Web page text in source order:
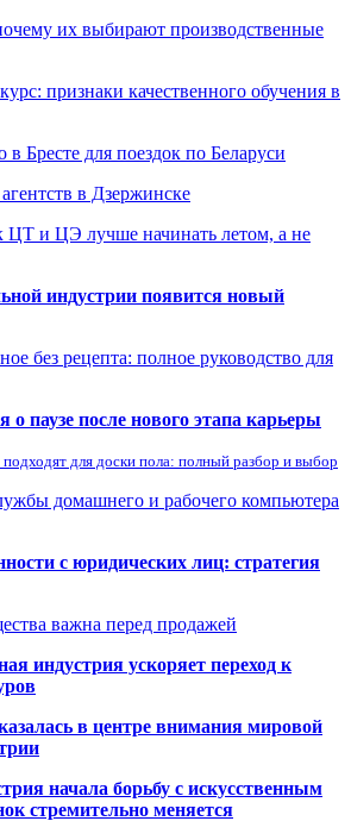
их выбирают производственные
признаки качественного обучения в
Бресте для поездок по Беларуси
в Дзержинске
ЦТ и ЦЭ лучше начинать летом, а не
индустрии появится новый
без рецепта: полное руководство для
паузе после нового этапа карьеры
для доски пола: полный разбор и выбор
домашнего и рабочего компьютера
с юридических лиц: стратегия
важна перед продажей
индустрия ускоряет переход к
в центре внимания мировой
начала борьбу с искусственным
стремительно меняется